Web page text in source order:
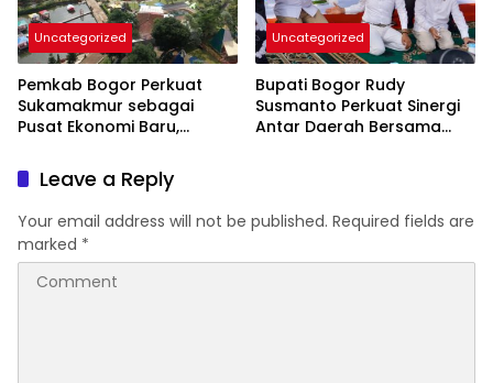
Uncategorized
Pemkab Bogor Perkuat
Sukamakmur sebagai
Pusat Ekonomi Baru,
Bogor Timur
Uncategorized
Bupati Bogor Rudy
Susmanto Perkuat Sinergi
Antar Daerah Bersama
Leave a Reply
Your email address will not be published. Required fields are
marked *